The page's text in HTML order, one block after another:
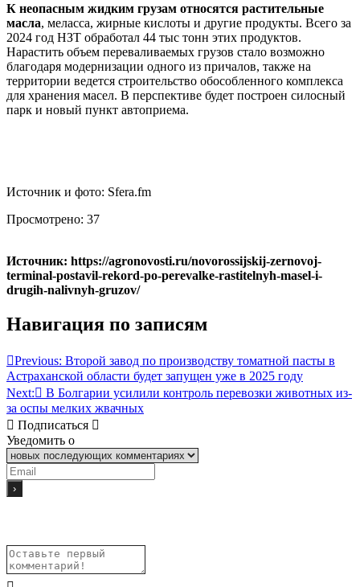
К неопасным жидким грузам относятся растительные
масла, меласса, жирные кислоты и другие продукты. Всего за
2024 год НЗТ обработал 44 тыс тонн этих продуктов.
Нарастить объем переваливаемых грузов стало возможно
благодаря модернизации одного из причалов, также на
территории ведется строительство обособленного комплекса
для хранения масел. В перспективе будет построен силосный
парк и новый пункт автоприема.
Источник и фото: Sfera.fm
Просмотрено: 37
Источник: https://agronovosti.ru/novorossijskij-zernovoj-
terminal-postavil-rekord-po-perevalke-rastitelnyh-masel-i-
drugih-nalivnyh-gruzov/
Навигация по записям
Previous: Второй завод по производству томатной пасты в
Астраханской области будет запущен уже в 2025 году
Next:
В Болгарии усилили контроль перевозки животных из-
за оспы мелких жвачных
Подписаться
Уведомить о